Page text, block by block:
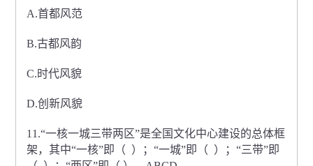
A.首都风范
B.古都风韵
C.时代风貌
D.创新风貌
11.“一核一城三带两区”是全国文化中心建设的总体框
架，其中“一核”即（ ）；“一城”即（ ）；“三带”即